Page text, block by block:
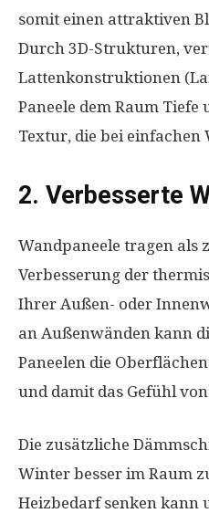
somit einen attraktiven
Durch 3D-Strukturen,
Lattenkonstruktionen
Paneele dem Raum Tiefe
Textur, die bei einfachen
2. Verbesserte
Wandpaneele tragen als
Verbesserung der
Ihrer Außen- oder
an Außenwänden kann
Paneelen die
und damit das Gefühl
Die zusätzliche
Winter besser im Raum
Heizbedarf senken kann